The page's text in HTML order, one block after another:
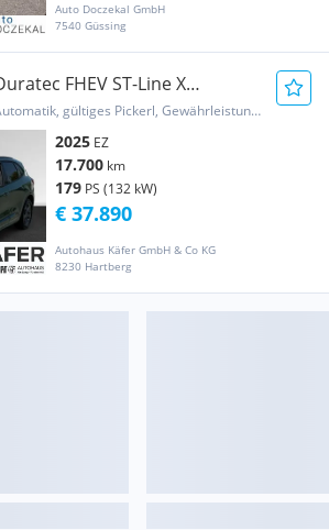
Auto Doczekal GmbH
7540 Güssing
FHEV ST-Line X
Hybrid Elektro/Benzin, Automatik, gültiges Pickerl, Gewährleistung, Garantie
2025 EZ
17.700 km
179 PS (132 kW)
Autohaus Käfer GmbH & Co KG
8230 Hartberg
€ 37.890